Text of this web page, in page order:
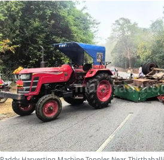
p
p
o
k
r
e